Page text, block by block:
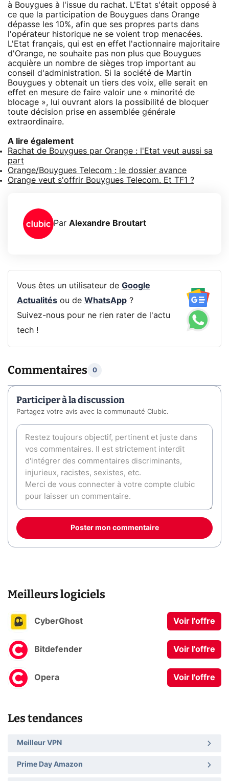
à Bouygues à l'issue du rachat. L'Etat s'était opposé à
ce que la participation de Bouygues dans Orange
dépasse les 10%, afin que ses propres parts dans
l'opérateur historique ne se voient trop menacées.
L'Etat français, qui est en effet l'actionnaire majoritaire
d'Orange, ne souhaite pas non plus que Bouygues
acquière un nombre de sièges trop important au
conseil d'administration. Si la société de Martin
Bouygues y obtenait un tiers des voix, elle serait en
effet en mesure de faire valoir une « minorité de
blocage », lui ouvrant alors la possibilité de bloquer
toute décision prise en assemblée générale
extraordinaire.
A lire également
Rachat de Bouygues par Orange : l'Etat veut aussi sa
part
Orange/Bouygues Telecom : le dossier avance
Orange veut s'offrir Bouygues Telecom. Et TF1 ?
Par Alexandre Broutart
Vous êtes un utilisateur de Google
Actualitésou de WhatsApp?
Suivez-nous pour ne rien rater de l'actu
tech !
Commentaires 0
Participer à la discussion
Partagez votre avis avec la communauté Clubic.
Poster mon commentaire
Meilleurs logiciels
CyberGhost Voir l'offre
Bitdefender Voir l'offre
Opera Voir l'offre
Les tendances
Meilleur VPN
Prime Day Amazon